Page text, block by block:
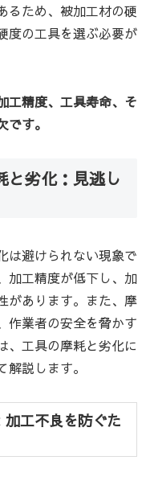
るため、被加工材の硬
度の工具を選ぶ必要が
工精度、工具寿命、そ
す。
と劣化：見逃し
は避けられない現象で
加工精度が低下し、加
があります。また、摩
作業者の安全を脅かす
、工具の摩耗と劣化に
説します。
工不良を防ぐた